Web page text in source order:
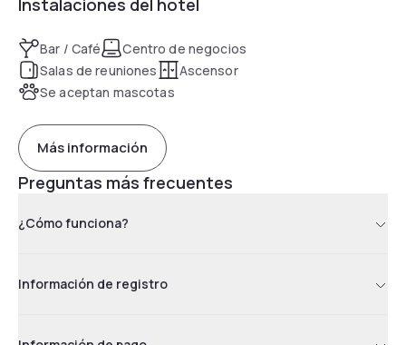
Bar / Café
Centro de negocios
Salas de reuniones
Ascensor
Se aceptan mascotas
Más información
Preguntas más frecuentes
¿Cómo funciona?
Información de registro